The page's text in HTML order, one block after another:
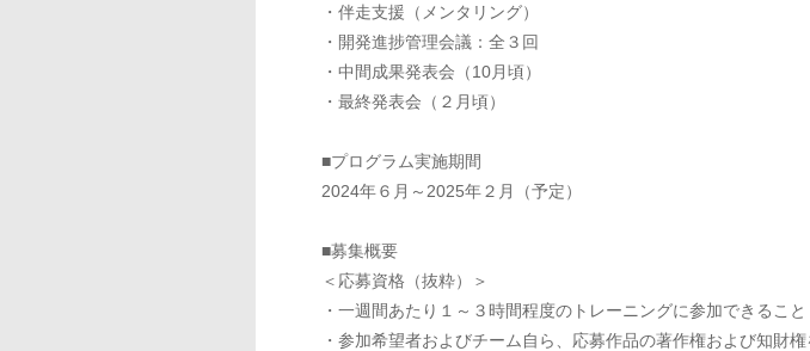
・伴走支援（メンタリング）
・開発進捗管理会議：全３回
・中間成果発表会（10月頃）
・最終発表会（２月頃）
■プログラム実施期間
2024年６月～2025年２月（予定）
■募集概要
＜応募資格（抜粋）＞
・一週間あたり１～３時間程度のトレーニングに参加できること
・ 参加希望者およびチーム自ら、応募作品の著作権および知財